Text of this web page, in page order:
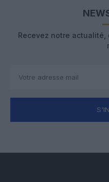
Recevez notre